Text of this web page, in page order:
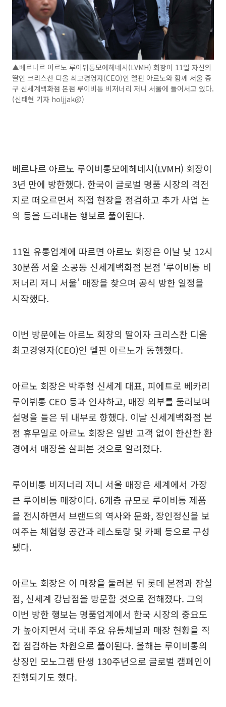
▲베르나르 아르노 루이뷔통모에헤네시(LVMH) 회장이 11일 자신의
딸인 크리스찬 디올 최고경영자(CEO)인 델핀 아르노와 함께 서울 중
구 신세계백화점 본점 루이비통 비저너리 저니 서울에 들어서고 있다.
(신태현 기자 holjjak@)
베르나르 아르노 루이비통모에헤네시(LVMH) 회장이
3년 만에 방한했다. 한국이 글로벌 명품 시장의 격전
지로 떠오르면서 직접 현장을 점검하고 추가 사업 논
의 등을 드러내는 행보로 풀이된다.
11일 유통업계에 따르면 아르노 회장은 이날 낮 12시
30분쯤 서울 소공동 신세계백화점 본점 ‘루이비통 비
저너리 저니 서울’ 매장을 찾으며 공식 방한 일정을
시작했다.
이번 방문에는 아르노 회장의 딸이자 크리스찬 디올
최고경영자(CEO)인 델핀 아르노가 동행했다.
아르노 회장은 박주형 신세계 대표, 피에트로 베카리
루이뷔통 CEO 등과 인사하고, 매장 외부를 둘러보며
설명을 들은 뒤 내부로 향했다. 이날 신세계백화점 본
점 휴무일로 아르노 회장은 일반 고객 없이 한산한 환
경에서 매장을 살펴본 것으로 알려졌다.
루이비통 비저너리 저니 서울 매장은 세계에서 가장
큰 루이비통 매장이다. 6개층 규모로 루이비통 제품
을 전시하면서 브랜드의 역사와 문화, 장인정신을 보
여주는 체험형 공간과 레스토랑 및 카페 등으로 구성
됐다.
아르노 회장은 이 매장을 둘러본 뒤 롯데 본점과 잠실
점, 신세계 강남점을 방문할 것으로 전해졌다. 그의
이번 방한 행보는 명품업계에서 한국 시장의 중요도
가 높아지면서 국내 주요 유통채널과 매장 현황을 직
접 점검하는 차원으로 풀이된다. 올해는 루이비통의
상징인 모노그램 탄생 130주년으로 글로벌 캠페인이
진행되기도 했다.